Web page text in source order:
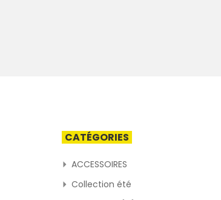
CATÉGORIES
ACCESSOIRES
Collection été